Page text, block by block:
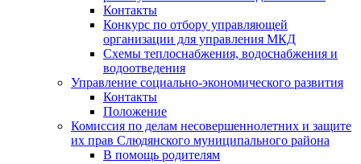
Контакты
Конкурс по отбору управляющей
организации для управления МКД
Схемы теплоснабжения, водоснабжения и
водоотведения
Управление социально-экономического развития
Контакты
Положение
Комиссия по делам несовершеннолетних и защите
их прав Слюдянского муниципального района
В помощь родителям